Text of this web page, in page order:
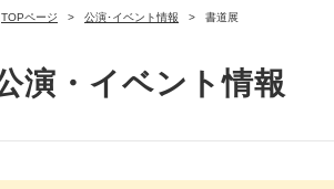
TOPページ 公演･イベント情報 書道展
演・イベント情報